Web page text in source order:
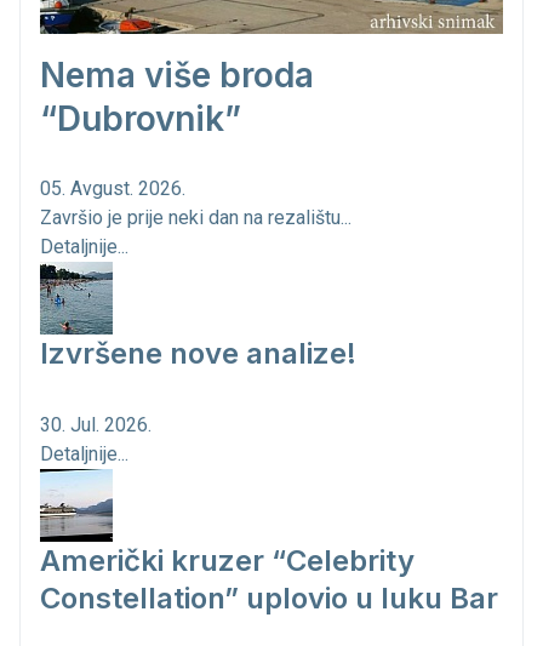
Nema više broda
“Dubrovnik”
05. Avgust. 2026.
Završio je prije neki dan na rezalištu...
Detaljnije...
Izvršene nove analize!
30. Jul. 2026.
Detaljnije...
Američki kruzer “Celebrity
Constellation” uplovio u luku Bar